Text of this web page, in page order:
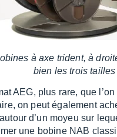
à axe trident, à
bien les trois
AEG, plus rare, que
on peut égale­ment
d’un moyeu sur
une bobine NAB